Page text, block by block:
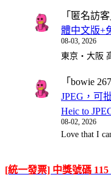
「 匿名訪客
體中文版+
08-03, 2026
東京・大阪
「 bowie
JPEG，可
Heic to
08-02, 2026
Love that I
[統一發票] 中獎號碼 115